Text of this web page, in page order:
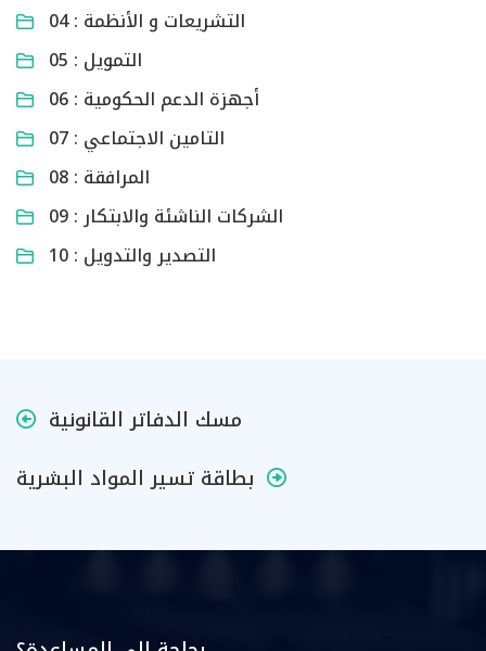
04 : التشريعات و الأنظمة
05 : التمويل
06 : أجهزة الدعم الحكومية
07 : التامين الاجتماعي
08 : المرافقة
09 : الشركات الناشئة والابتكار
10 : التصدير والتدويل
بطاقة تسير المواد البشرية